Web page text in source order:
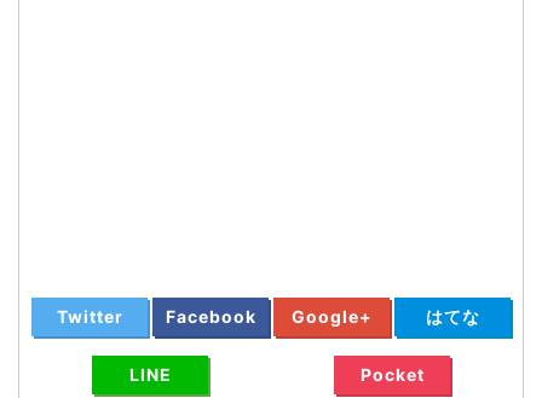
Twitter Facebook Google+ はてな
LINE Pocket